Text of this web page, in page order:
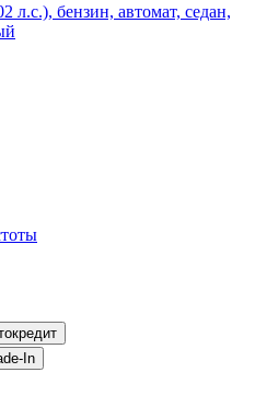
бензин, автомат, седан,
In